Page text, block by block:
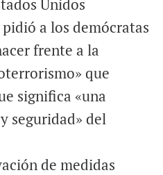
Unidos
a los demócratas
frente a la
que
significa «una
seguridad» del
de medidas